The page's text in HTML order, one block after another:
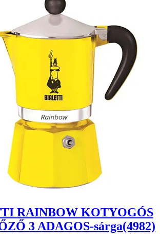
RAINBOW KOTYOGÓS
3 ADAGOS-sárga(4982)